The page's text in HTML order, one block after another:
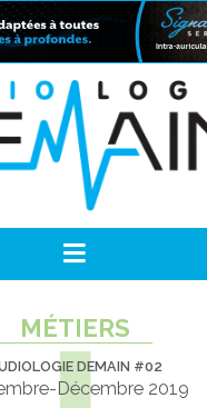
MÉTIERS
DEMAIN #02
Décembre 2019